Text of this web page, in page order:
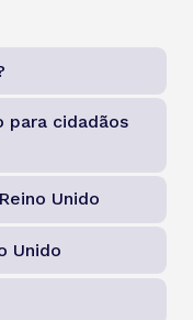
para cidadãos
Unido
Unido